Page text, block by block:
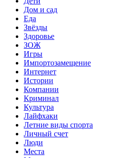
Дом и сад
Еда
Звёзды
Здоровье
ЗОЖ
Игры
Импортозамещение
Интернет
Истории
Компании
Криминал
Культура
Лайфхаки
Летние виды спорта
Личный счет
Люди
Места